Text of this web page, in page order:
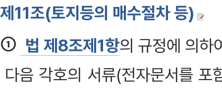
제11조(토지등의 매수절차 등)
① 법 제8조제1항의 규정에 의하
다음 각호의 서류(전자문서를 포